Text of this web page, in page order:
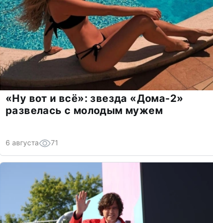
«Ну вот и всё»: звезда «Дома-2»
развелась с молодым мужем
6 августа 71